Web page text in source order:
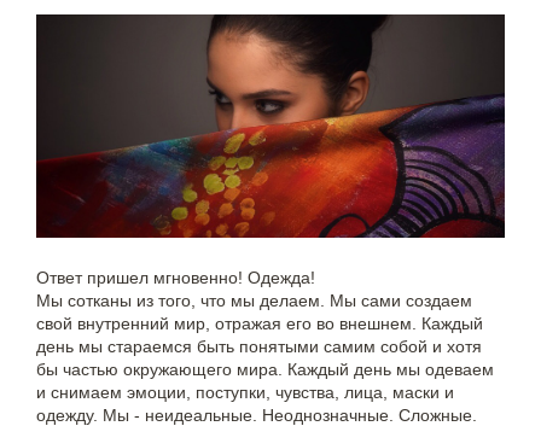
Ответ пришел мгновенно! Одежда!
Мы сотканы из того, что мы делаем. Мы сами создаем
свой внутренний мир, отражая его во внешнем. Каждый
день мы стараемся быть понятыми самим собой и хотя
бы частью окружающего мира. Каждый день мы одеваем
и снимаем эмоции, поступки, чувства, лица, маски и
одежду. Мы - неидеальные. Неоднозначные. Сложные.